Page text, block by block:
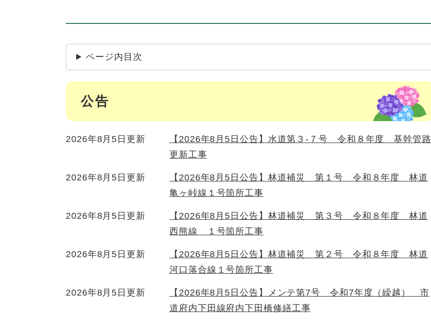
ページ内目次
公告
2026年8月5日更新
【2026年8月5日公告】水道第３-７号 令和８年度 基幹管路
更新工事
2026年8月5日更新
【2026年8月5日公告】林道補災 第１号 令和８年度 林道
亀ヶ峠線１号箇所工事
2026年8月5日更新
【2026年8月5日公告】林道補災 第３号 令和８年度 林道
西熊線 １号箇所工事
2026年8月5日更新
【2026年8月5日公告】林道補災 第２号 令和８年度 林道
河口落合線１号箇所工事
2026年8月5日更新
【2026年8月5日公告】メンテ第7号 令和7年度（繰越） 市
道府内下田線府内下田橋修繕工事